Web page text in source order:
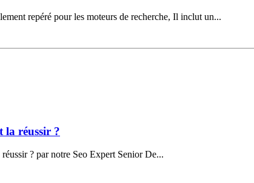
repéré pour les moteurs de recherche, Il inclut un...
la réussir ?
? par notre Seo Expert Senior De...